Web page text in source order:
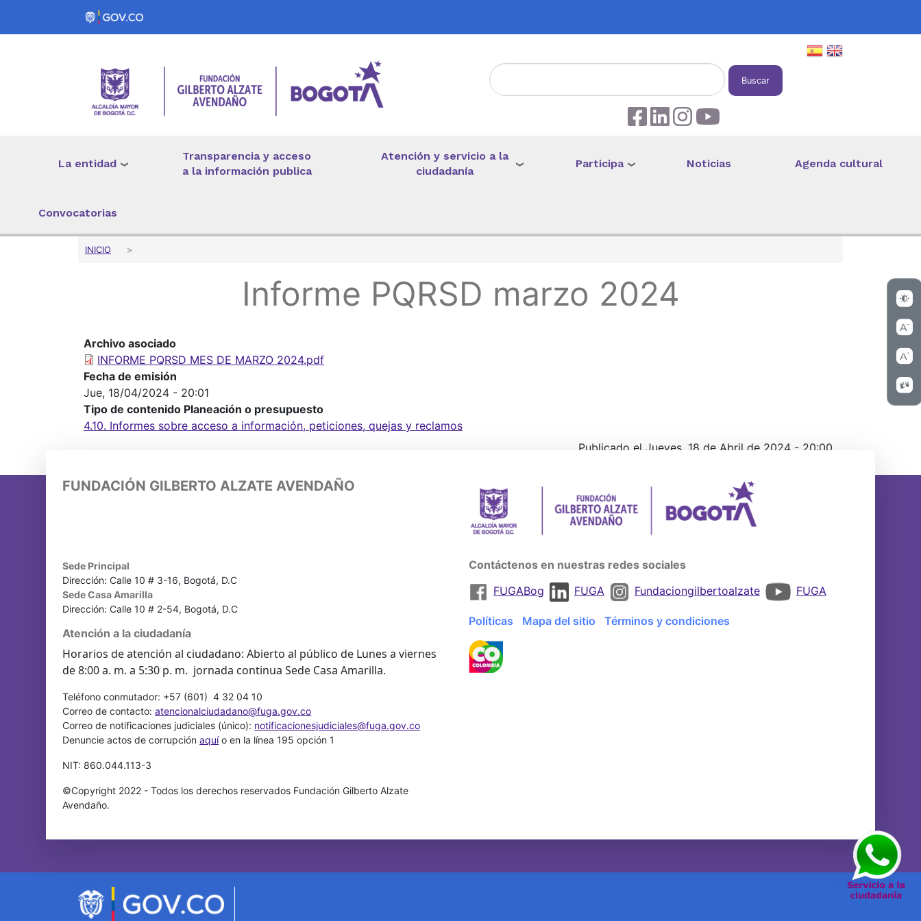
Pasar al contenido principal
Buscar
La entidad
Transparencia y acceso
a la información publica
Atención y servicio a la
ciudadanía
Participa Noticias Agenda cultural
Convocatorias
Sobrescribir enlaces de ayuda a la navegación
INICIO
Informe PQRSD marzo 2024
Archivo asociado
INFORME PQRSD MES DE MARZO 2024.pdf
Fecha de emisión
Jue, 18/04/2024 - 20:01
Tipo de contenido Planeación o presupuesto
4.10. Informes sobre acceso a información, peticiones, quejas y reclamos
Publicado el Jueves, 18 de Abril de 2024 - 20:00
FUNDACIÓN GILBERTO ALZATE AVENDAÑO
Sede Principal
Dirección: Calle 10 # 3-16, Bogotá, D.C
Sede Casa Amarilla
Dirección: Calle 10 # 2-54, Bogotá, D.C
Atención a la ciudadanía
Horarios de atención al ciudadano: Abierto al público de Lunes a viernes
de 8:00 a. m. a 5:30 p. m. jornada continua Sede Casa Amarilla.
Teléfono conmutador: +57 (601) 4 32 04 10
Correo de contacto:atencionalciudadano@fuga.gov.co
Correo de notificaciones judiciales (único): notificacionesjudiciales@fuga.gov.co
Denuncie actos de corrupciónaquío en la línea 195 opción 1
NIT: 860.044.113-3
©Copyright 2022 - Todos los derechos reservados Fundación Gilberto Alzate
Avendaño.
Contáctenos en nuestras redes sociales
FUGABog
FUGA Fundaciongilbertoalzate FUGA
Políticas Mapa del sitio Términos y condiciones